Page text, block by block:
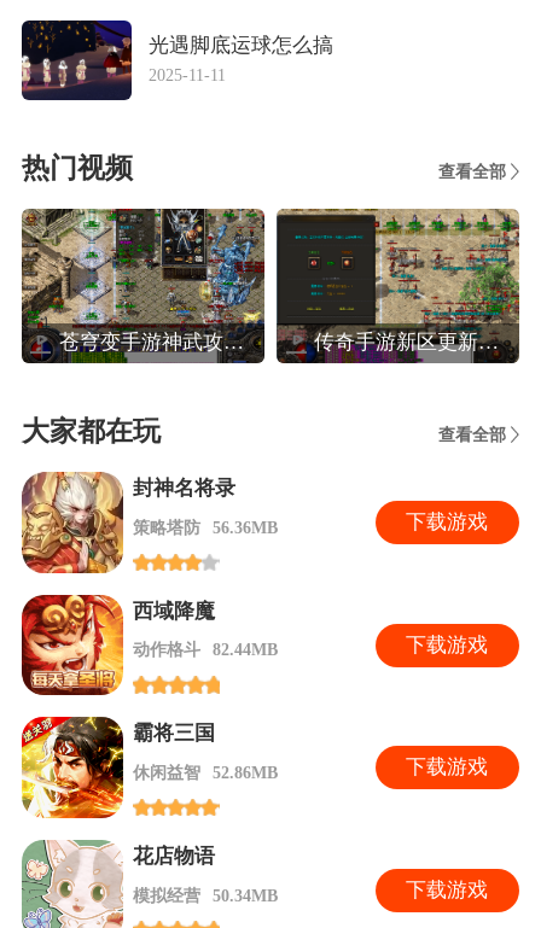
光遇脚底运球怎么搞
2025-11-11
热门视频 查看全部
苍穹变手游神武攻略,苍穹变高效玩转装备系统攻略 传奇手游新区更新攻略,热血传奇手机版新区人民币法师玩家晚八点前怎么升40级
大家都在玩 查看全部
封神名将录
策略塔防 56.36MB 下载游戏
西域降魔
动作格斗 82.44MB 下载游戏
霸将三国
休闲益智 52.86MB 下载游戏
花店物语
模拟经营 50.34MB 下载游戏